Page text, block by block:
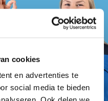
cookies
en advertenties te
social media te bieden